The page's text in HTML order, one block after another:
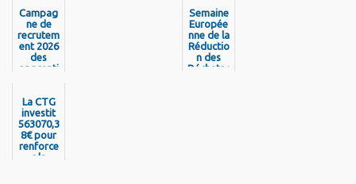
Campag
ne de
recrutem
ent 2026
des
apprenti
té
Territori
ale de
Guyane
Semaine
Europée
nne de la
Réductio
n des
Déchets :
La CTG
investit
563070,3
8€ pour
renforce
r la